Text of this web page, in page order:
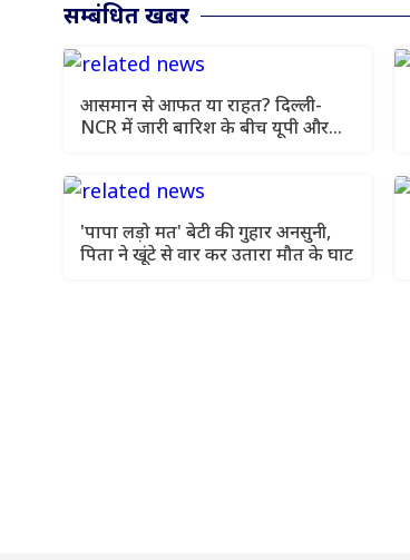
सम्बंधित खबर
आसमान से आफत या राहत? दिल्ली-
NCR में जारी बारिश के बीच यूपी और
'पापा लड़ो मत' बेटी की गुहार अनसुनी,
पिता ने खूंटे से वार कर उतारा मौत के घाट